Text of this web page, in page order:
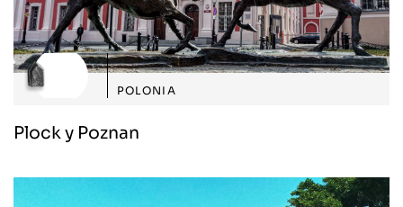
POLONIA
Plock y Poznan